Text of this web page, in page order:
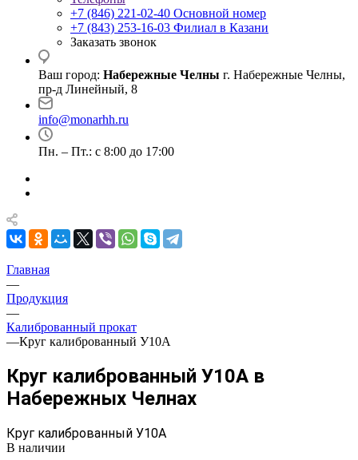
+7 (846) 221-02-40 Основной номер
+7 (843) 253-16-03 Филиал в Казани
Заказать звонок
Ваш город: Набережные Челны г. Набережные Челны,
пр-д Линейный, 8
info@monarhh.ru
Пн. – Пт.: с 8:00 до 17:00
Главная
—
Продукция
—
Калиброванный прокат
—Круг калиброванный У10А
Круг калиброванный У10А в
Набережных Челнах
Круг калиброванный У10А
В наличии